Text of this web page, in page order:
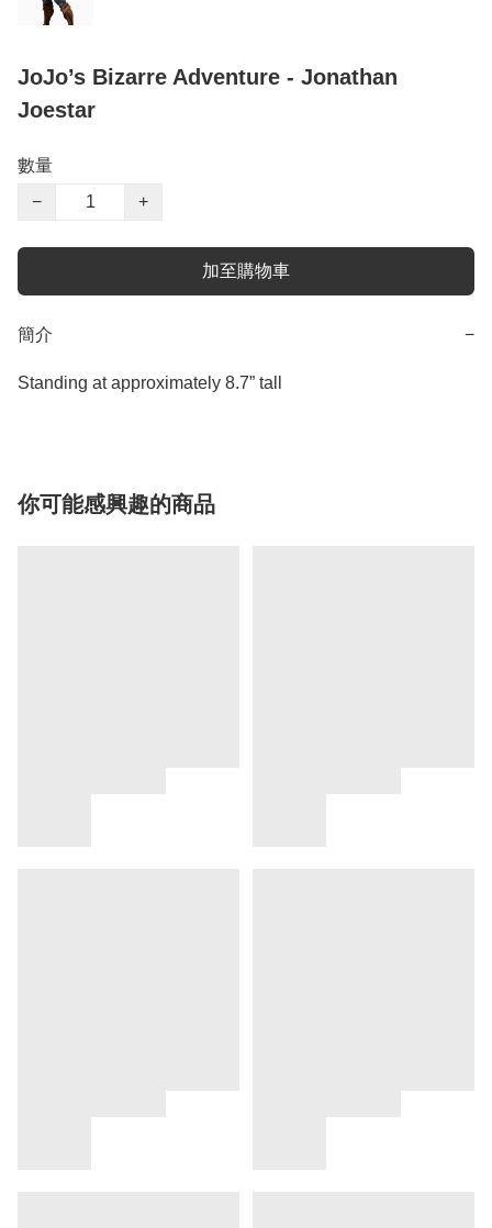
JoJo’s Bizarre Adventure - Jonathan
Joestar
數量
−
+
加至購物車
簡介 −
Standing at approximately 8.7” tall
你可能感興趣的商品